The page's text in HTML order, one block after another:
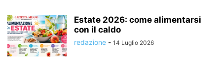
Estate 2026: come alimentarsi
con il caldo
redazione - 14 Luglio 2026